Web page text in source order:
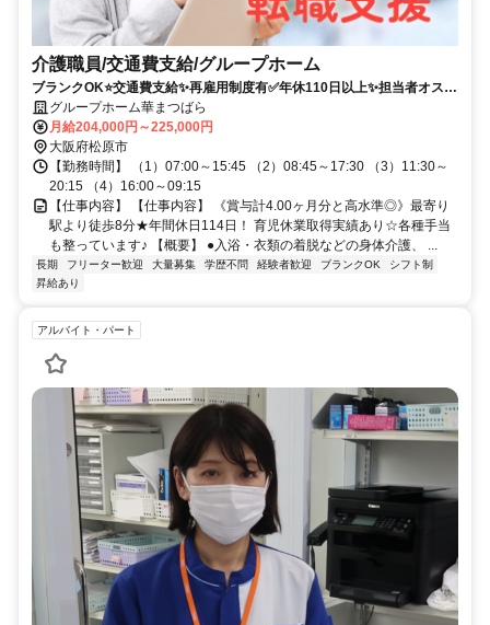
介護職員/交通費支給/グループホーム
ブランクOK⭐️交通費支給✨再雇用制度有✅️年休110日以上✨担当者オスス
メ⭕️経験者優遇✨週休2日❗️駅チカ
グループホーム華まつばら
月給204,000円～225,000円
大阪府松原市
【勤務時間】 （1）07:00～15:45 （2）08:45～17:30 （3）11:30～
20:15 （4）16:00～09:15
【仕事内容】 【仕事内容】 《賞与計4.00ヶ月分と高水準◎》最寄り
駅より徒歩8分★年間休日114日！ 育児休業取得実績あり☆各種手当
も整っています♪ 【概要】 ●入浴・衣類の着脱などの身体介護、 ...
長期 フリーター歓迎 大量募集 学歴不問 経験者歓迎 ブランクOK
シフト制
昇給あり
アルバイト・パート